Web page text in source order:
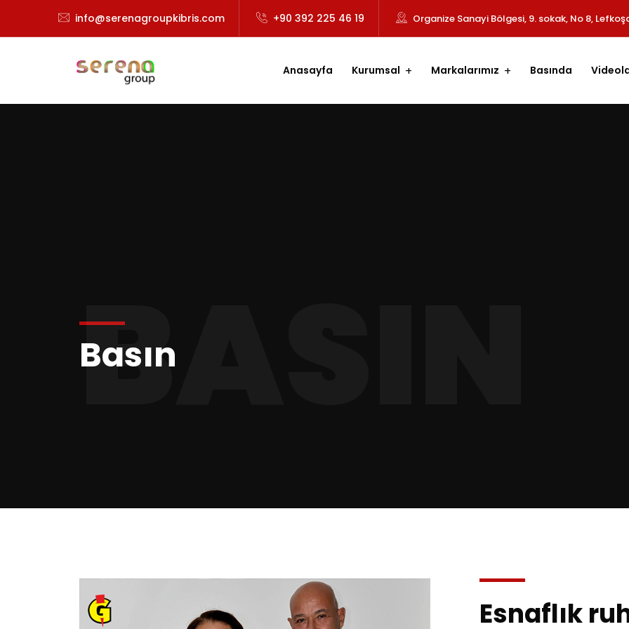
info@serenagroupkibris.com +90 392 225 46 19 Organize Sanayi Bölgesi, 9. sokak, No 8,
Anasayfa Kurumsal Markalarımız Basında
Basın
BASIN
Esnaflık